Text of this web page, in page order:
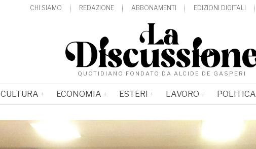
CHI SIAMO REDAZIONE ABBONAMENTI EDIZIONI DIGITALI
QUOTIDIANO FONDATO DA ALCIDE DE GASPERI
CULTURA ECONOMIA ESTERI LAVORO POLITICA